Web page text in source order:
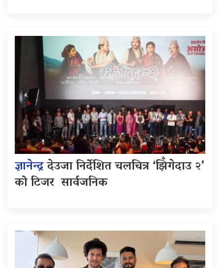
ज्ञानेन्द्रदेउजा निर्देशित चलचित्र ‘झिँगेदाउ २’
को टिजर सार्वजनिक